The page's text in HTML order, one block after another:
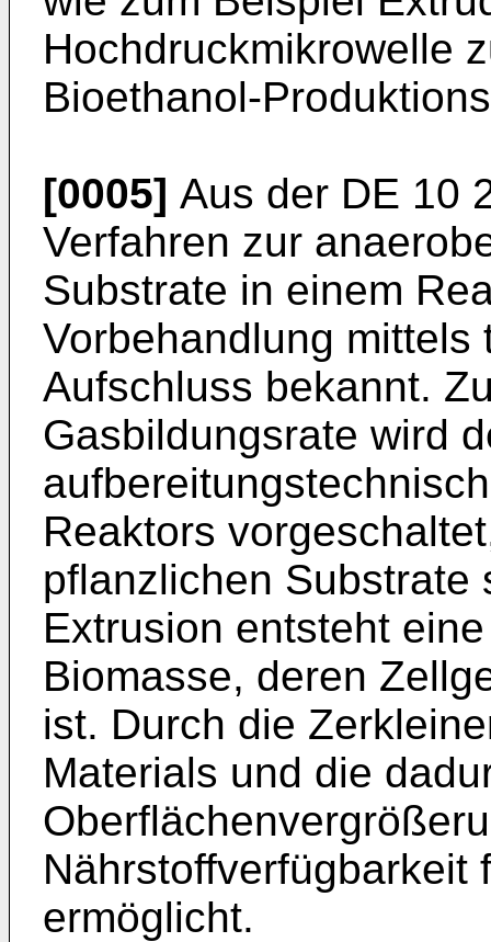
Hochdruckmikrowelle
Bioethanol-
[0005] Aus der DE 10
Verfahren zur
Substrate in einem
Vorbehandlung mittels
Aufschluss bekannt.
Gasbildungsrate wird
Reaktors
pflanzlichen Substrate
Extrusion entsteht
Biomasse, deren
ist. Durch die
Materials und die
Nährstoffverfügbarkeit
ermöglicht.